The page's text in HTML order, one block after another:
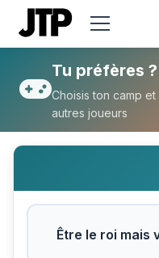
Tu préfères
Tu préfères ?
Choisis ton camp
autres joueurs
Être le roi mais